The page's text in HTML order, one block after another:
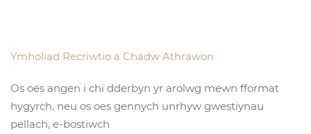
Ymholiad Recriwtio a Chadw Athrawon
Os oes angen i chi dderbyn yr arolwg mewn fformat
hygyrch, neu os oes gennych unrhyw gwestiynau
pellach, e-bostiwch